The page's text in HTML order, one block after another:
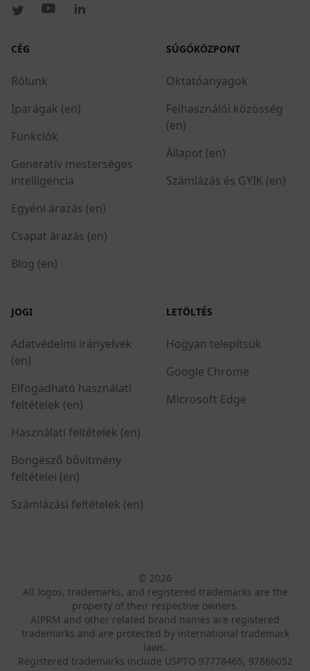
CÉG
Rólunk
Iparágak (en)
Funkciók
Generatív mesterséges
intelligencia
Egyéni árazás (en)
Csapat árazás (en)
Blog (en)
SÚGÓKÖZPONT
Oktatóanyagok
Felhasználói közösség
(en)
Állapot (en)
Számlázás és GYIK (en)
JOGI
Adatvédelmi irányelvek
(en)
Elfogadható használati
feltételek (en)
Használati feltételek (en)
Böngésző bővítmény
feltételei (en)
Számlázási feltételek (en)
LETÖLTÉS
Hogyan telepítsük
Google Chrome
Microsoft Edge
© 2026
All logos, trademarks, and registered trademarks are the
property of their respective owners.
AIPRM and other related brand names are registered
trademarks and are protected by international trademark
laws.
Registered trademarks include USPTO 97778465, 97866052